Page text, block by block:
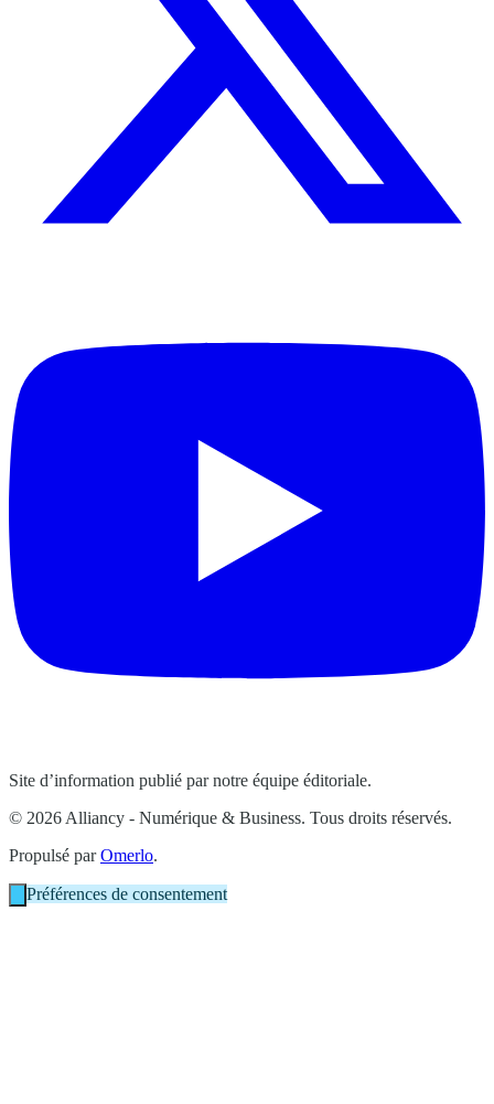
Site d’information publié par notre équipe éditoriale.
© 2026 Alliancy - Numérique & Business. Tous droits réservés.
Propulsé parOmerlo.
Préférences de consentement